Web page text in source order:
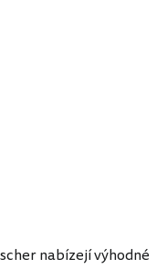
nabízejí výhodné